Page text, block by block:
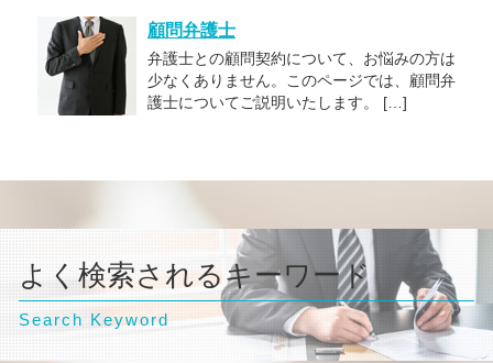
顧問弁護士
弁護士との顧問契約について、お悩みの方は
少なくありません。このページでは、顧問弁
護士についてご説明いたします。 […]
よく検索されるキーワード
Search Keyword